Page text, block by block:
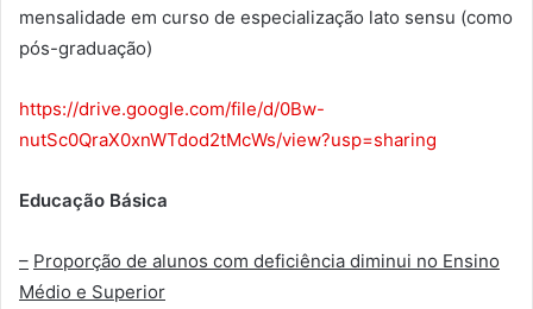
mensalidade em curso de especialização lato sensu (como
pós-graduação)
https://drive.google.com/file/d/0Bw-
nutSc0QraX0xnWTdod2tMcWs/view?usp=sharing
Educação Básica
– Proporção de alunos com deficiência diminui no Ensino
Médio e Superior